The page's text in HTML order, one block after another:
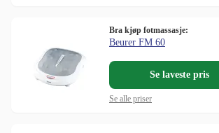
Bra kjøp fotmassasje:
Beurer FM 60
Se laveste pris
Se alle priser